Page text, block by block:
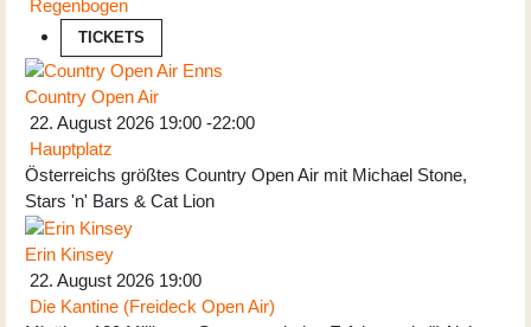
Regenbogen
TICKETS
Country Open Air
22. August 2026 19:00 -22:00
Hauptplatz
Österreichs größtes Country Open Air mit Michael Stone,
Stars 'n' Bars & Cat Lion
Erin Kinsey
22. August 2026 19:00
Die Kantine (Freideck Open Air)